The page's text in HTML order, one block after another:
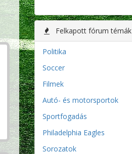
Felkapott fórum témák
Politika
Soccer
Filmek
Autó- és motorsportok
Sportfogadás
Philadelphia Eagles
Sorozatok